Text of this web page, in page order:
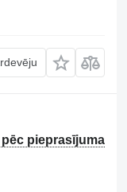
pēc pieprasījuma